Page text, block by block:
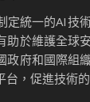
定統一的AI技
助於維護全球
政府和國際組
，促進技術